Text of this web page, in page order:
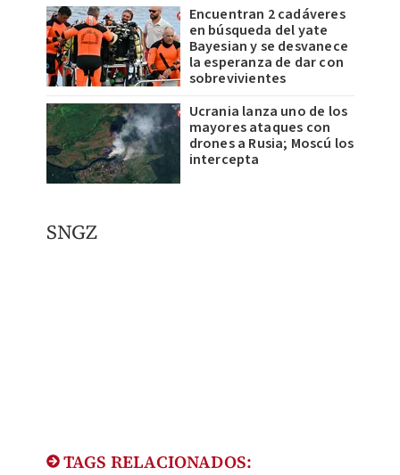
Encuentran 2 cadáveres
en búsqueda del yate
Bayesian y se desvanece
la esperanza de dar con
sobrevivientes
Ucrania lanza uno de los
mayores ataques con
drones a Rusia; Moscú los
intercepta
SNGZ
TAGS RELACIONADOS: